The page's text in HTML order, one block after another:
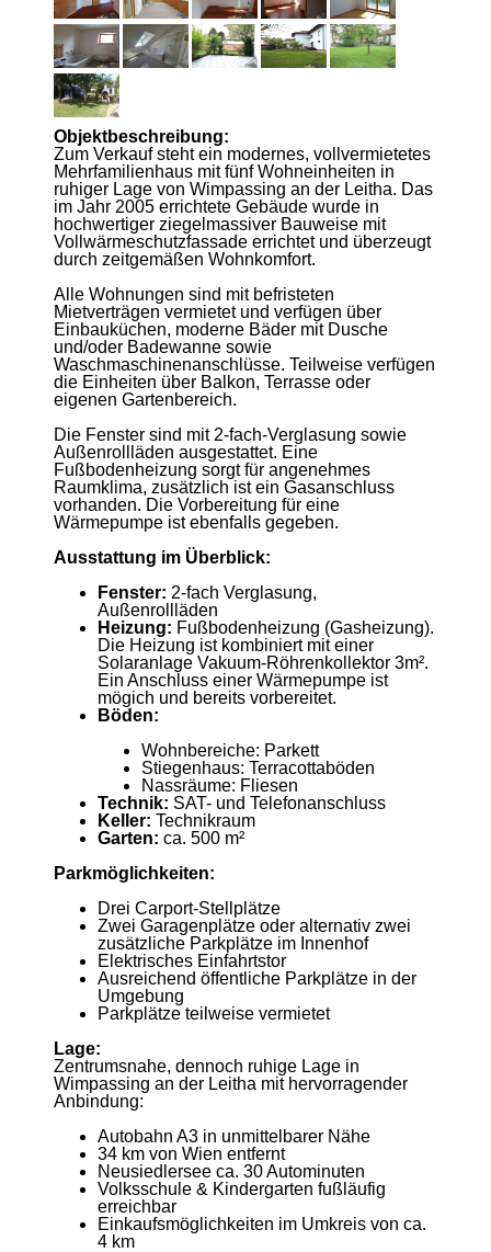
Objektbeschreibung:
Zum Verkauf steht ein modernes, vollvermietetes
Mehrfamilienhaus mit fünf Wohneinheiten in
ruhiger Lage von Wimpassing an der Leitha. Das
im Jahr 2005 errichtete Gebäude wurde in
hochwertiger ziegelmassiver Bauweise mit
Vollwärmeschutzfassade errichtet und überzeugt
durch zeitgemäßen Wohnkomfort.
Alle Wohnungen sind mit befristeten
Mietverträgen vermietet und verfügen über
Einbauküchen, moderne Bäder mit Dusche
und/oder Badewanne sowie
Waschmaschinenanschlüsse. Teilweise verfügen
die Einheiten über Balkon, Terrasse oder
eigenen Gartenbereich.
Die Fenster sind mit 2-fach-Verglasung sowie
Außenrollläden ausgestattet. Eine
Fußbodenheizung sorgt für angenehmes
Raumklima, zusätzlich ist ein Gasanschluss
vorhanden. Die Vorbereitung für eine
Wärmepumpe ist ebenfalls gegeben.
Ausstattung im Überblick:
Fenster: 2-fach Verglasung,
Außenrollläden
Heizung: Fußbodenheizung (Gasheizung).
Die Heizung ist kombiniert mit einer
Solaranlage Vakuum-Röhrenkollektor 3m².
Ein Anschluss einer Wärmepumpe ist
mögich und bereits vorbereitet.
Böden:
Wohnbereiche: Parkett
Stiegenhaus: Terracottaböden
Nassräume: Fliesen
Technik: SAT- und Telefonanschluss
Keller: Technikraum
Garten: ca. 500 m²
Parkmöglichkeiten:
Drei Carport-Stellplätze
Zwei Garagenplätze oder alternativ zwei
zusätzliche Parkplätze im Innenhof
Elektrisches Einfahrtstor
Ausreichend öffentliche Parkplätze in der
Umgebung
Parkplätze teilweise vermietet
Lage:
Zentrumsnahe, dennoch ruhige Lage in
Wimpassing an der Leitha mit hervorragender
Anbindung:
Autobahn A3 in unmittelbarer Nähe
34 km von Wien entfernt
Neusiedlersee ca. 30 Autominuten
Volksschule & Kindergarten fußläufig
erreichbar
Einkaufsmöglichkeiten im Umkreis von ca.
4 km